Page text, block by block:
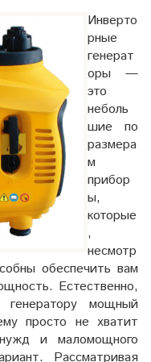
Инверто
рные
генерат
оры —
это
неболь
шие по
размера
м
прибор
ы,
которые
,
несмотр
обеспечить вам
Естественно,
мощный
просто не хватит
и маломощного
Рассматривая